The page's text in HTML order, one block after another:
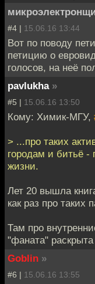
#4 | 15.06.16 13:44
Вот по поводу
петицию о
голосов, на неё
pavlukha »
#5 | 15.06.16 13:50
Кому: Химик-МГУ,
> ...про таких
городам и битьё -
жизни.
Лет 20 вышла
как раз про таких
Там про
"фаната" раскрыта
Goblin »
#6 | 15.06.16 13:55